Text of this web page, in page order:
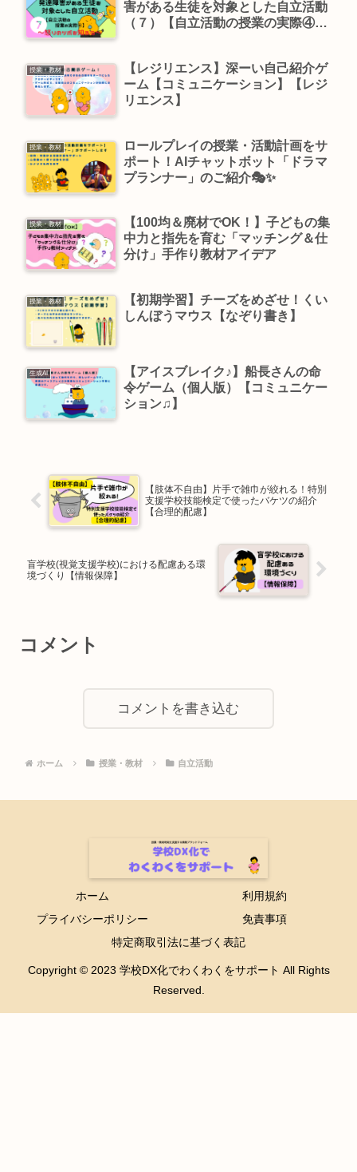
害がある生徒を対象とした自立活動
（７）【自立活動の授業の実際④－
授業・教材
【レジリエンス】深ーい自己紹介ゲ
ーム【コミュニケーション】【レジ
リエンス】
授業・教材
ロールプレイの授業・活動計画をサ
ポート！AIチャットボット「ドラマ
プランナー」のご紹介🎭✨
授業・教材
【100均＆廃材でOK！】子どもの集
中力と指先を育む「マッチング＆仕
分け」手作り教材アイデア
授業・教材
【初期学習】チーズをめざせ！くい
しんぼうマウス【なぞり書き】
生成AI
【アイスブレイク♪】船長さんの命
令ゲーム（個人版）【コミュニケー
ション♫】
【肢体不自由】片手で雑巾が絞れる！特別
支援学校技能検定で使ったバケツの紹介
【合理的配慮】
盲学校(視覚支援学校)における配慮ある環
境づくり【情報保障】
コメント
コメントを書き込む
ホーム 授業・教材 自立活動
ホーム
利用規約
プライバシーポリシー
免責事項
特定商取引法に基づく表記
Copyright © 2023 学校DX化でわくわくをサポート All Rights
Reserved.